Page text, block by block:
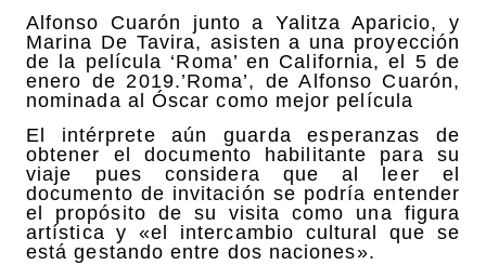
Alfonso Cuarón junto a Yalitza Aparicio, y
Marina De Tavira, asisten a una proyección
de la película ‘Roma’ en California, el 5 de
enero de 2019.’Roma’, de Alfonso Cuarón,
nominada al Óscar como mejor película
El intérprete aún guarda esperanzas de
obtener el documento habilitante para su
viaje pues considera que al leer el
documento de invitación se podría entender
el propósito de su visita como una figura
artística y «el intercambio cultural que se
está gestando entre dos naciones».